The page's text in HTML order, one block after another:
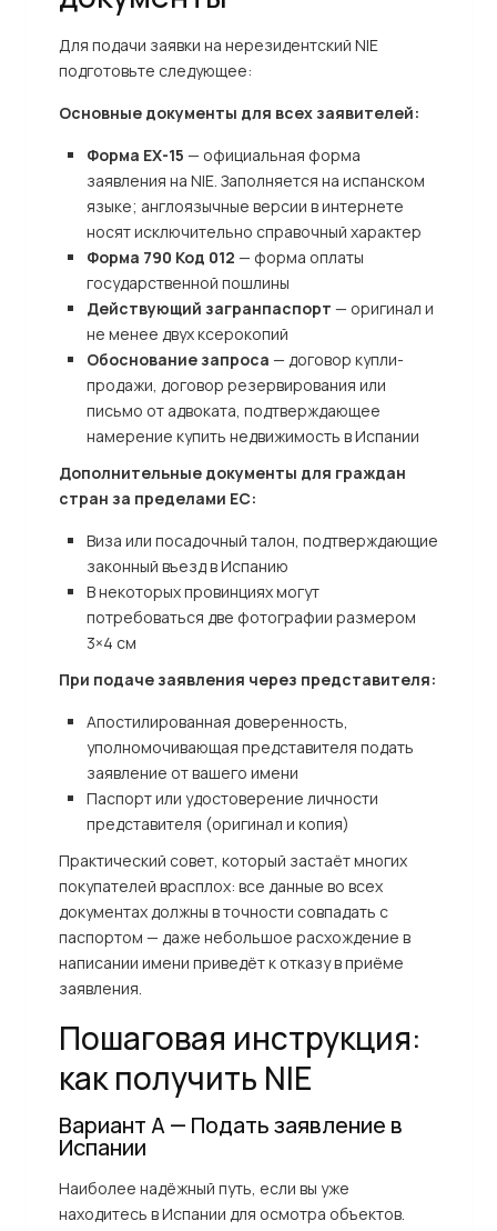
Для подачи заявки на нерезидентский NIE
подготовьте следующее:
Основные документы для всех заявителей:
Форма EX-15 — официальная форма
заявления на NIE. Заполняется на испанском
языке; англоязычные версии в интернете
носят исключительно справочный характер
Форма 790 Код 012 — форма оплаты
государственной пошлины
Действующий загранпаспорт — оригинал и
не менее двух ксерокопий
Обоснование запроса — договор купли-
продажи, договор резервирования или
письмо от адвоката, подтверждающее
намерение купить недвижимость в Испании
Дополнительные документы для граждан
стран за пределами ЕС:
Виза или посадочный талон, подтверждающие
законный въезд в Испанию
В некоторых провинциях могут
потребоваться две фотографии размером
3×4 см
При подаче заявления через представителя:
Апостилированная доверенность,
уполномочивающая представителя подать
заявление от вашего имени
Паспорт или удостоверение личности
представителя (оригинал и копия)
Практический совет, который застаёт многих
покупателей врасплох: все данные во всех
документах должны в точности совпадать с
паспортом — даже небольшое расхождение в
написании имени приведёт к отказу в приёме
заявления.
Пошаговая инструкция:
как получить NIE
Вариант А — Подать заявление в
Испании
Наиболее надёжный путь, если вы уже
находитесь в Испании для осмотра объектов.